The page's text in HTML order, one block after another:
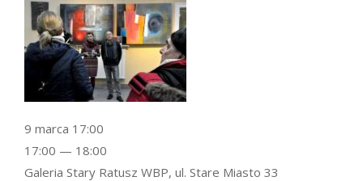
9 marca 17:00
17:00 — 18:00
Galeria Stary Ratusz WBP, ul. Stare Miasto 33